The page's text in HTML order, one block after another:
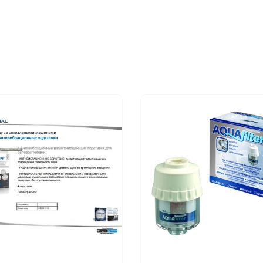
HOTPOINT WDL 756P UK
HOTPOINT WMXTF 842P
HOTPOINT WMXTF 842G
HOTPOINT WMXTF 842K
HOTPOINT WMXTF 922P
HOTPOINT WMXTF 942P
HOTPOINT WMXTF 942G
HOTPOINT HULT 822P UK
HOTPOINT HULT 843P UK
HOTPOINT HULT 843G UK